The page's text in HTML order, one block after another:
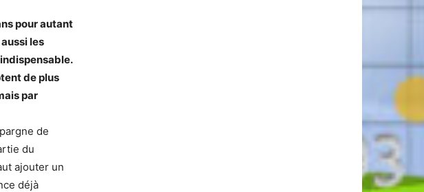
pour autant
les
de plus
par
de
du
ajouter un
déjà